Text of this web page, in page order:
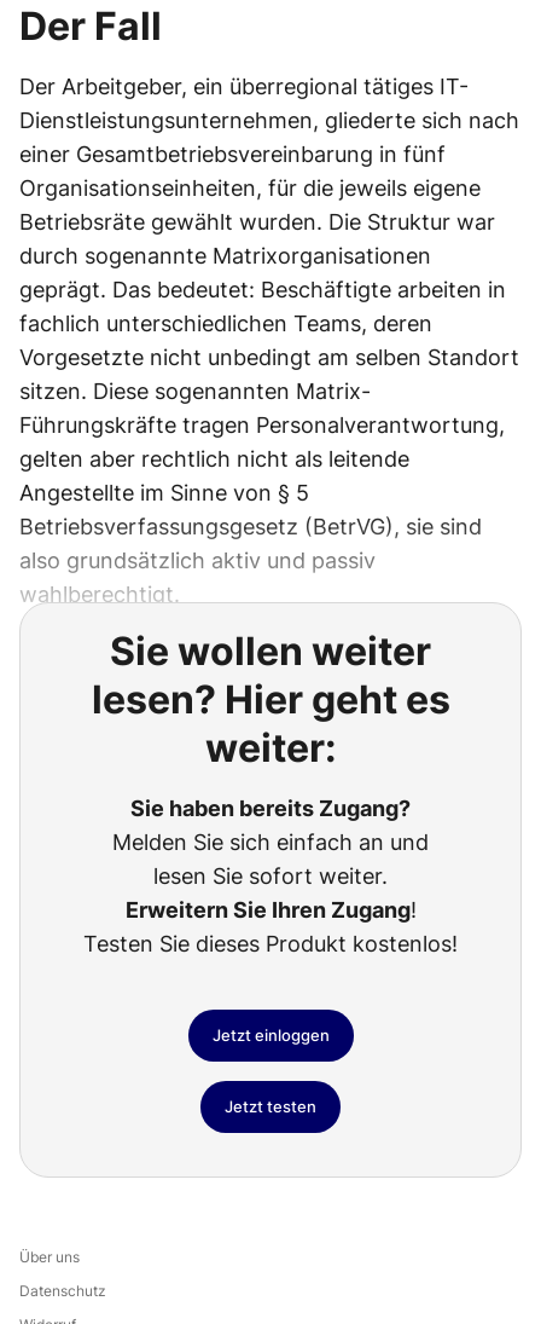
Der Fall
Der Arbeitgeber, ein überregional tätiges IT-
Dienstleistungsunternehmen, gliederte sich nach
einer Gesamtbetriebsvereinbarung in fünf
Organisationseinheiten, für die jeweils eigene
Betriebsräte gewählt wurden. Die Struktur war
durch sogenannte Matrixorganisationen
geprägt. Das bedeutet: Beschäftigte arbeiten in
fachlich unterschiedlichen Teams, deren
Vorgesetzte nicht unbedingt am selben Standort
sitzen. Diese sogenannten Matrix-
Führungskräfte tragen Personalverantwortung,
gelten aber rechtlich nicht als leitende
Angestellte im Sinne von § 5
Betriebsverfassungsgesetz (BetrVG), sie sind
also grundsätzlich aktiv und passiv
wahlberechtigt.
Sie wollen weiter
lesen? Hier geht es
weiter:
Sie haben bereits Zugang?
Melden Sie sich einfach an und
lesen Sie sofort weiter.
Erweitern Sie Ihren Zugang!
Testen Sie dieses Produkt kostenlos!
Jetzt einloggen
Jetzt testen
Über uns
Datenschutz